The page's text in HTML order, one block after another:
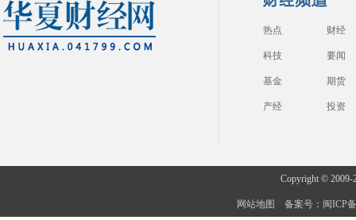
热点 财经
科技 要闻
基金 期货
产经 投资
Copyright © 2009-
网站地图 备案号：闽ICP